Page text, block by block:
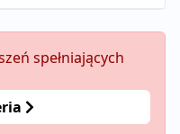
spełniających